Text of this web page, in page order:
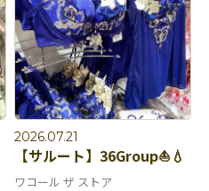
2026.07.21
【サルート】36Group⛵️💧
ワコール ザ ストア